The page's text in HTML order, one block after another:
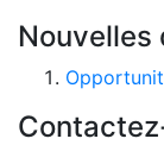
Nouvelles